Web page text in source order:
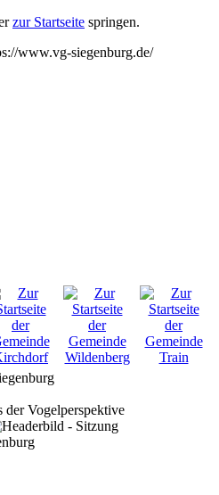
zur Startseite springen.
www.vg-siegenburg.de/